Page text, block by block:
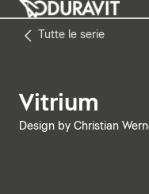
Tutte le serie
Vitrium
Design by Christian